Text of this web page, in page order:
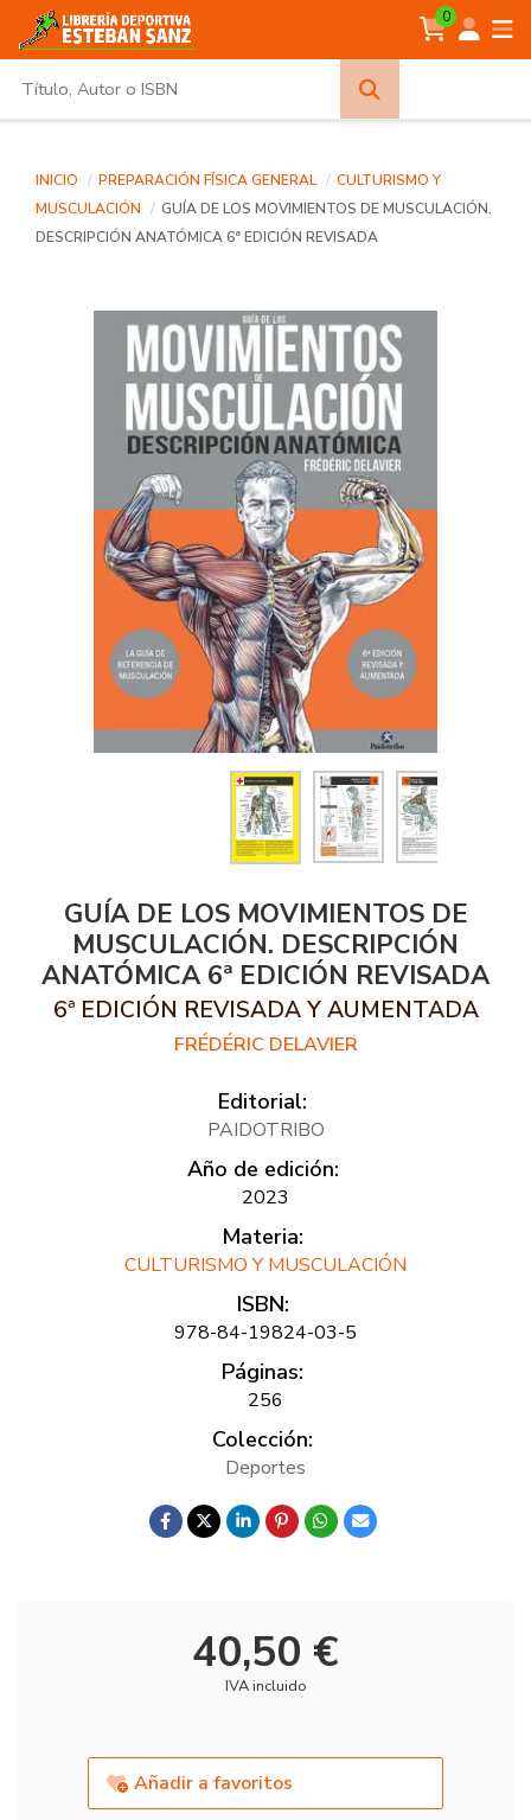
0
INICIO PREPARACIÓN FÍSICA GENERAL
CULTURISMO Y
MUSCULACIÓN
GUÍA DE LOS MOVIMIENTOS DE MUSCULACIÓN.
DESCRIPCIÓN ANATÓMICA 6ª EDICIÓN REVISADA
GUÍA DE LOS MOVIMIENTOS DE
MUSCULACIÓN. DESCRIPCIÓN
ANATÓMICA 6ª EDICIÓN REVISADA
6ª EDICIÓN REVISADA Y AUMENTADA
FRÉDÉRIC DELAVIER
Editorial:
PAIDOTRIBO
Año de edición:
2023
Materia:
CULTURISMO Y MUSCULACIÓN
ISBN:
978-84-19824-03-5
Páginas:
256
Colección:
Deportes
40,50 €
IVA incluido
Añadir a favoritos